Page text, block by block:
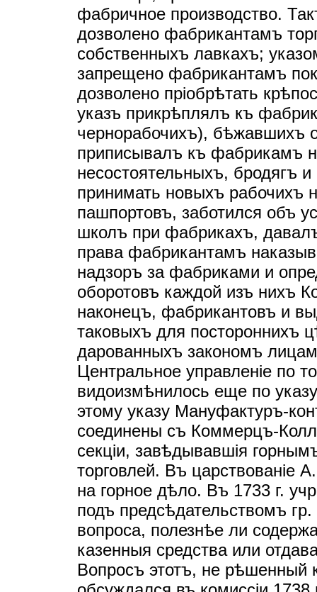
фабричное производство.
дозволено фабрикантамъ
собственныхъ лавкахъ;
запрещено фабрикантамъ
дозволено прiобрѣтать
указъ прикрѣплялъ къ
чернорабочихъ), бѣжавшихъ
приписывалъ къ фабрикамъ
несостоятельныхъ, бродягъ
принимать новыхъ рабочихъ
пашпортовъ, заботился объ
школъ при фабрикахъ,
права фабрикантамъ
надзоръ за фабриками и
оборотовъ каждой изъ нихъ
наконецъ, фабрикантовъ и
таковыхъ для постороннихъ
дарованныхъ закономъ
Центральное управленiе по
видоизмѣнилось еще по
этому указу Мануфактуръ-
соединены съ Коммерцъ-
секцiи, завѣдывавшiя
торговлей. Въ царствованiе
на горное дѣло. Въ 1733 г.
подъ предсѣдательствомъ
вопроса, полезнѣе ли
казенныя средства или
Вопросъ этотъ, не рѣшенный